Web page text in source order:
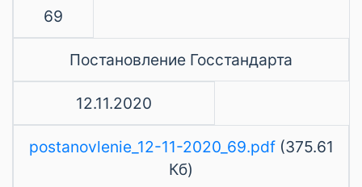
69
Постановление Госстандарта
12.11.2020
postanovlenie_12-11-2020_69.pdf(375.61
Кб)